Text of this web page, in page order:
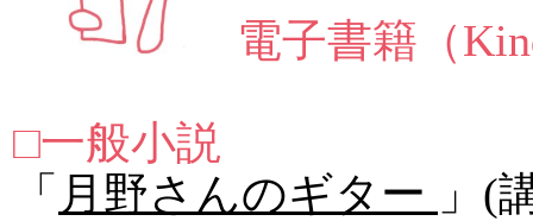
電子書籍（
□一般小説
「 月野さんのギター 」(